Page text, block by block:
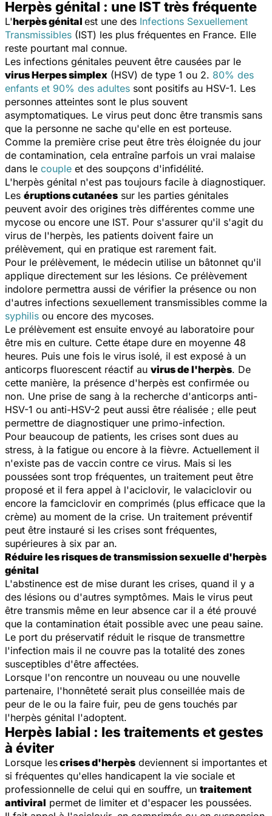
Herpès génital : une IST très fréquente
L'herpès génital est une des Infections Sexuellement
Transmissibles (IST) les plus fréquentes en France. Elle
reste pourtant mal connue.
Les infections génitales peuvent être causées par le
virus Herpes simplex (HSV) de type 1 ou 2. 80% des
enfants et 90% des adultes sont positifs au HSV-1. Les
personnes atteintes sont le plus souvent
asymptomatiques. Le virus peut donc être transmis sans
que la personne ne sache qu'elle en est porteuse.
Comme la première crise peut être très éloignée du jour
de contamination, cela entraîne parfois un vrai malaise
dans le couple et des soupçons d'infidélité.
L'herpès génital n'est pas toujours facile à diagnostiquer.
Les éruptions cutanées sur les parties génitales
peuvent avoir des origines très différentes comme une
mycose ou encore une IST. Pour s'assurer qu'il s'agit du
virus de l'herpès, les patients doivent faire un
prélèvement, qui en pratique est rarement fait.
Pour le prélèvement, le médecin utilise un bâtonnet qu'il
applique directement sur les lésions. Ce prélèvement
indolore permettra aussi de vérifier la présence ou non
d'autres infections sexuellement transmissibles comme la
syphilis ou encore des mycoses.
Le prélèvement est ensuite envoyé au laboratoire pour
être mis en culture. Cette étape dure en moyenne 48
heures. Puis une fois le virus isolé, il est exposé à un
anticorps fluorescent réactif au virus de l'herpès. De
cette manière, la présence d'herpès est confirmée ou
non. Une prise de sang à la recherche d'anticorps anti-
HSV-1 ou anti-HSV-2 peut aussi être réalisée ; elle peut
permettre de diagnostiquer une primo-infection.
Pour beaucoup de patients, les crises sont dues au
stress, à la fatigue ou encore à la fièvre. Actuellement il
n'existe pas de vaccin contre ce virus. Mais si les
poussées sont trop fréquentes, un traitement peut être
proposé et il fera appel à l'aciclovir, le valaciclovir ou
encore la famciclovir en comprimés (plus efficace que la
crème) au moment de la crise. Un traitement préventif
peut être instauré si les crises sont fréquentes,
supérieures à six par an.
Réduire les risques de transmission sexuelle d'herpès
génital
L'abstinence est de mise durant les crises, quand il y a
des lésions ou d'autres symptômes. Mais le virus peut
être transmis même en leur absence car il a été prouvé
que la contamination était possible avec une peau saine.
Le port du préservatif réduit le risque de transmettre
l'infection mais il ne couvre pas la totalité des zones
susceptibles d'être affectées.
Lorsque l'on rencontre un nouveau ou une nouvelle
partenaire, l'honnêteté serait plus conseillée mais de
peur de le ou la faire fuir, peu de gens touchés par
l'herpès génital l'adoptent.
Herpès labial : les traitements et gestes
à éviter
Lorsque lescrises d'herpès deviennent si importantes et
si fréquentes qu'elles handicapent la vie sociale et
professionnelle de celui qui en souffre, un traitement
antiviral permet de limiter et d'espacer les poussées.